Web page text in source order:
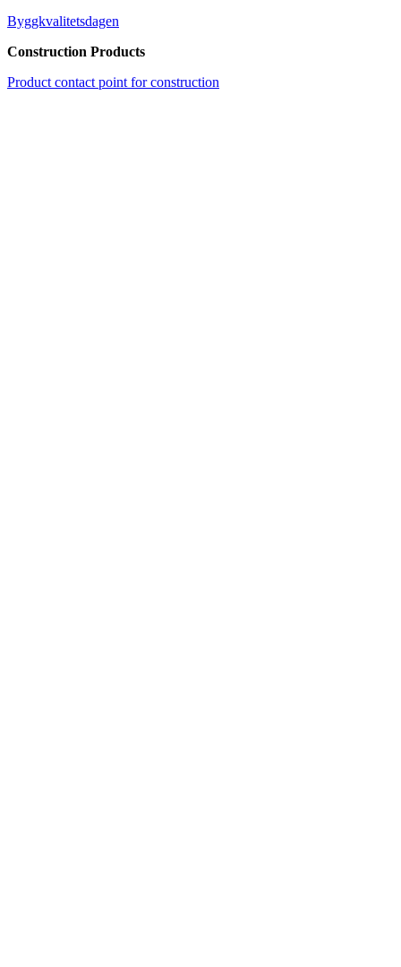
Byggkvalitetsdagen
Construction Products
Product contact point for construction